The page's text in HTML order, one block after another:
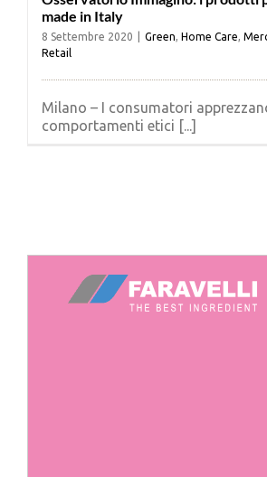
made in Italy
8 Settembre 2020 Green, Home Care,
Retail
Milano – I consumatori
comportamenti etici [...]